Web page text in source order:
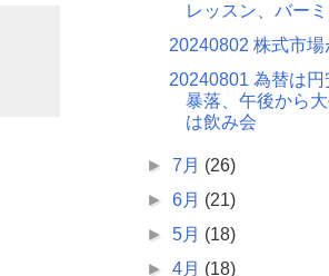
レッスン、バー
20240802 株式市
20240801 為替は
暴落、午後から
は飲み会
►7月 (26)
►6月 (21)
►5月 (18)
►4月 (18)